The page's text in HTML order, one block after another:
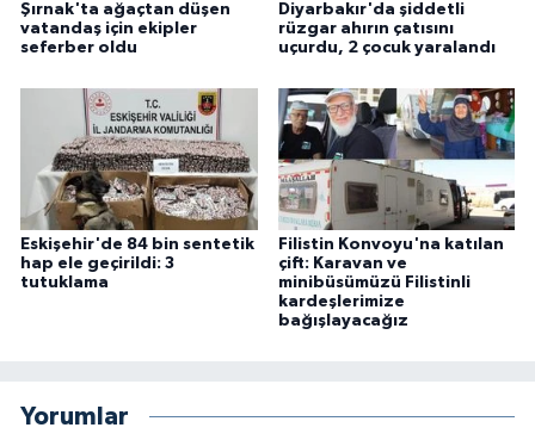
Şırnak'ta ağaçtan düşen
vatandaş için ekipler
seferber oldu
Diyarbakır'da şiddetli
rüzgar ahırın çatısını
uçurdu, 2 çocuk yaralandı
Eskişehir'de 84 bin sentetik
hap ele geçirildi: 3
tutuklama
Filistin Konvoyu'na katılan
çift: Karavan ve
minibüsümüzü Filistinli
kardeşlerimize
bağışlayacağız
Yorumlar